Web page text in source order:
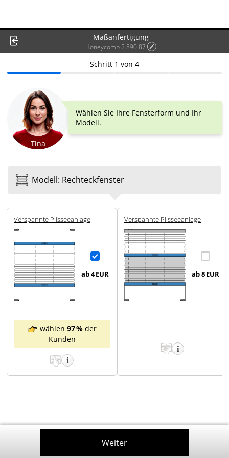
Maßanfertigung
Honeycomb 2.890.87
Schritt 1 von 4
Tina
Wählen Sie Ihre Fensterform und Ihr
Modell.
Modell: Rechteck­fenster
Ver­spannte Plissee­anlage
ab 4EUR
wählen 97 %der
Kunden
Ver­spannte Plissee­anlage
ab 8EUR
Weiter